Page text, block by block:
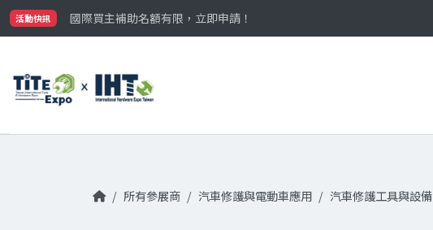
活動快訊
國際買主補助名額有限，立即申請！
參觀門票開放申請中‼️
所有參展商 汽車修護與電動車應用 汽車修護工具與設備